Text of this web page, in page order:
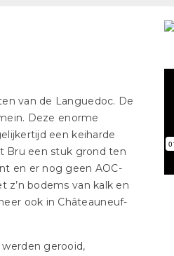
van de Languedoc. De
Deze enorme
een keiharde
Bru een stuk grond ten
en er nog geen AOC-
z’n bodems van kalk en
ook in Châteauneuf-
gerooid,